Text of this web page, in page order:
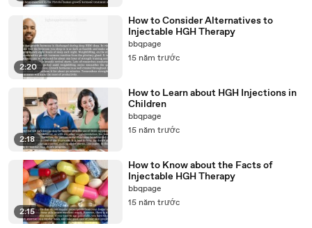
2:20
How to Consider Alternatives to
Injectable HGH Therapy
bbqpage
15 năm trước
2:18
How to Learn about HGH Injections in
Children
bbqpage
15 năm trước
2:15
How to Know about the Facts of
Injectable HGH Therapy
bbqpage
15 năm trước